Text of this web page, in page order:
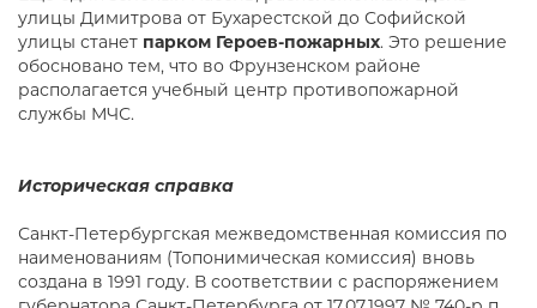
улицы Димитрова от Бухарестской до Софийской
улицы станет парком Героев-пожарных. Это решение
обосновано тем, что во Фрунзенском районе
располагается учебный центр противопожарной
службы МЧС.
Историческая справка
Санкт-Петербургская межведомственная комиссия по
наименованиям (Топонимическая комиссия) вновь
создана в 1991 году. В соответствии с распоряжением